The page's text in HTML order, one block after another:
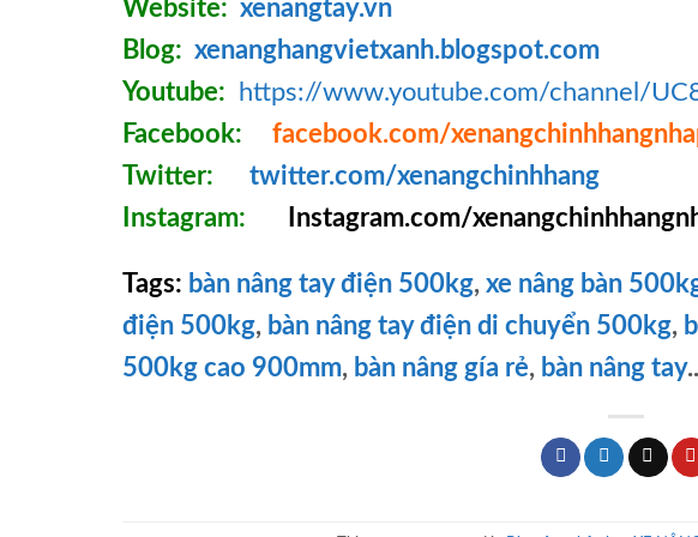
Website: xenangtay.vn
Blog: xenanghangvietxanh.blogspot.com
Youtube:
https://www.youtube.com/channel/
Facebook:
facebook.com/
Twitter:
twitter.com/xenangchinhhang
Instagram:
Instagram.com/
Tags: bàn nâng tay điện 500kg, xe nâng bàn
điện 500kg, bàn nâng tay điện di chuyển 500kg,
500kg cao 900mm, bàn nâng gía rẻ, bàn nâng tay..